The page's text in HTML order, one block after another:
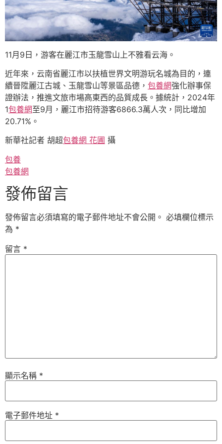
11月9日，游客在麗江市玉龍雪山上不雅看云海。
近年來，云南省麗江市以扶植世界文明游玩名城為目的，連
續晉陞麗江古城、玉龍雪山等景區品德， 包養網強化辦事保
證辦法，推進文旅市場高東西的品質成長。據統計，2024年
1包養網至9月，麗江市招待游客6866.3萬人次，同比增加
20.71%。
新華社記者 胡超包養網 花圃 攝
包養
包養網
發佈留言
發佈留言必須填寫的電子郵件地址不會公開。 必填欄位標示
為 *
留言 *
顯示名稱 *
電子郵件地址 *